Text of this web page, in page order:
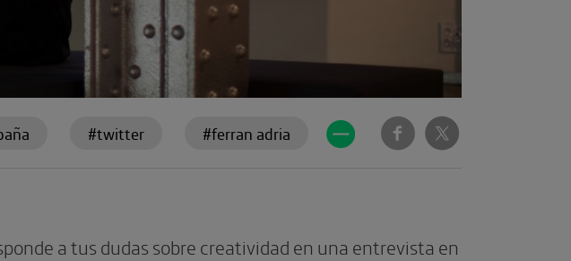
#ferran adria
#twitter
a tus dudas sobre creatividad en una entrevista en